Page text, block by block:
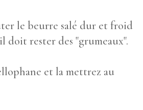
le beurre salé dur et froid
doit rester des "grumeaux".
et la mettrez au